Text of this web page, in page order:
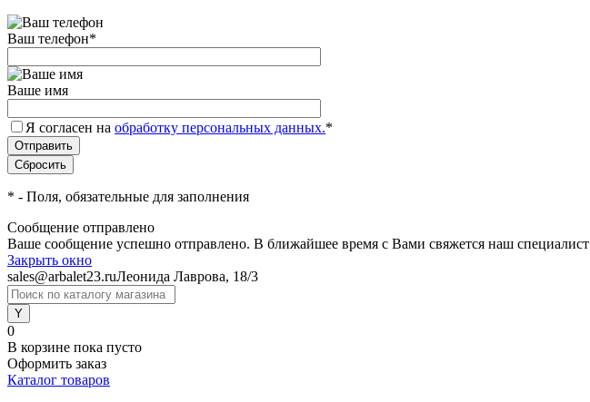
Ваш телефон*
Ваше имя
Я согласен на обработку персональных данных.*
* - Поля, обязательные для заполнения
Сообщение отправлено
Ваше сообщение успешно отправлено. В ближайшее время с Вами свяжется наш специалист
Закрыть окно
sales@arbalet23.ruЛеонида Лаврова, 18/3
0
В корзине пока пусто
Оформить заказ
Каталог товаров